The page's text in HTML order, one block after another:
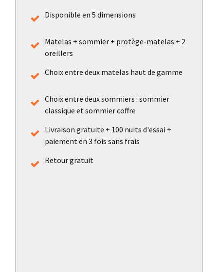
Disponible en 5 dimensions
Matelas + sommier + protège-matelas + 2
oreillers
Choix entre deux matelas haut de gamme
Choix entre deux sommiers : sommier
classique et sommier coffre
Livraison gratuite + 100 nuits d'essai +
paiement en 3 fois sans frais
Retour gratuit